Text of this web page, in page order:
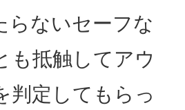
らないセーフな
も抵触してアウ
判定してもらっ